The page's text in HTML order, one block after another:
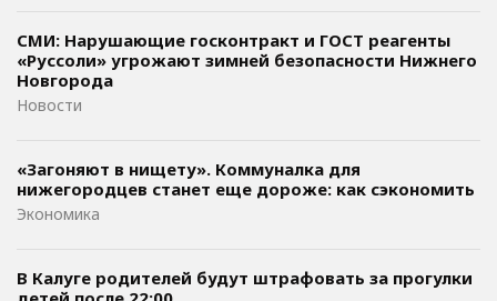
СМИ: Нарушающие госконтракт и ГОСТ реагенты
«Руссоли» угрожают зимней безопасности Нижнего
Новгорода
Новости
«Загоняют в нищету». Коммуналка для
нижегородцев станет еще дороже: как сэкономить
Экономика
В Калуге родителей будут штрафовать за прогулки